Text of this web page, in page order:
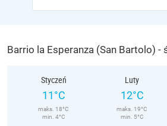
Barrio la Esperanza (San Bartolo) -
Styczeń
11°C
maks. 18°C
min. 4°C
Luty
12°C
maks. 19°C
min. 5°C